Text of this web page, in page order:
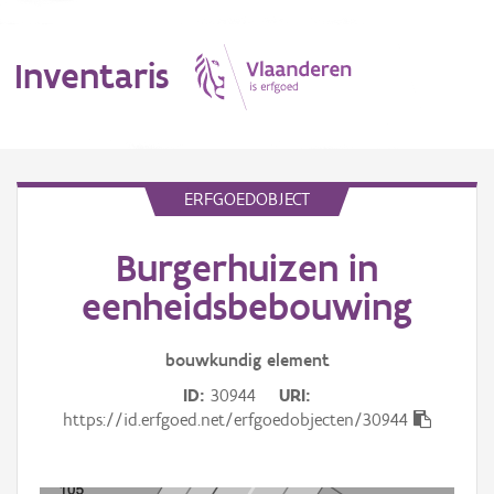
Inventaris
Aanduidingsobject
ERFGOEDOBJECT
Burgerhuizen in
eenheidsbebouwing
bouwkundig element
ID 30944
URI
https://id.erfgoed.net/erfgoedobjecten/30944